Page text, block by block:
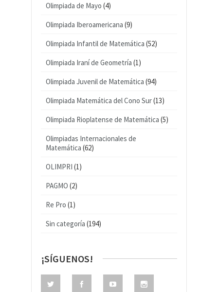
Olimpiada de Mayo (4)
Olimpiada Iberoamericana (9)
Olimpiada Infantil de Matemática (52)
Olimpiada Iraní de Geometría (1)
Olimpiada Juvenil de Matemática (94)
Olimpiada Matemática del Cono Sur(13)
Olimpiada Rioplatense de Matemática (5)
Olimpiadas Internacionales de
Matemática (62)
OLIMPRI (1)
PAGMO (2)
Re Pro (1)
Sin categoría (194)
¡SÍGUENOS!